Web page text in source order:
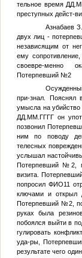
тельное время
преступных дейст-
Азнабаев
двух лиц -
независящим от
ему
своевре-менно
Потерпевший №2
при-знал. Пояснял
умысла на убийство
ДД.ММ.ГГГГон
позвонил
ним по поводу
телесных
услышал
Потерпевший №2 ,
визита.
попросил ФИО11
ключами и открыл
Потерпевший №2,
руках была
побоялся выйти в
гулировать
уда-ры,
результате чего